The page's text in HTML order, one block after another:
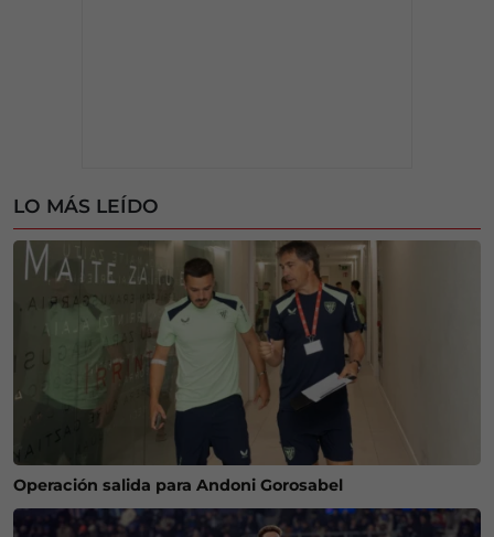
LO MÁS LEÍDO
Operación salida para Andoni Gorosabel